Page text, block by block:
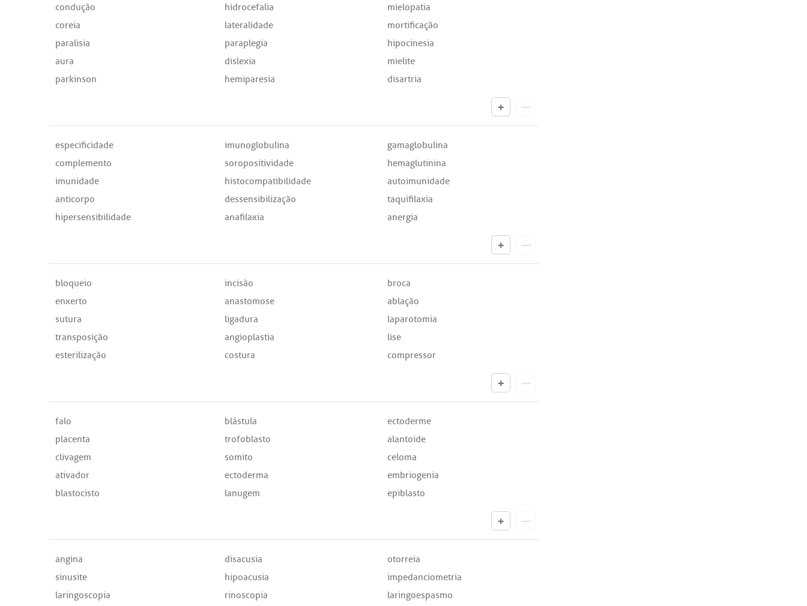
condução
coreia
paralisia
aura
parkinson
hidrocefalia
lateralidade
paraplegia
dislexia
hemiparesia
mielopatia
mortificação
hipocinesia
mielite
disartria
especificidade
complemento
imunidade
anticorpo
hipersensibilidade
imunoglobulina
soropositividade
histocompatibilidade
dessensibilização
anafilaxia
gamaglobulina
hemaglutinina
autoimunidade
taquifilaxia
anergia
bloqueio
enxerto
sutura
transposição
esterilização
incisão
anastomose
ligadura
angioplastia
costura
broca
ablação
laparotomia
lise
compressor
falo
placenta
clivagem
ativador
blastocisto
blástula
trofoblasto
somito
ectoderma
lanugem
ectoderme
alantoide
celoma
embriogenia
epiblasto
angina
sinusite
laringoscopia
disacusia
hipoacusia
rinoscopia
otorreia
impedanciometria
laringoespasmo